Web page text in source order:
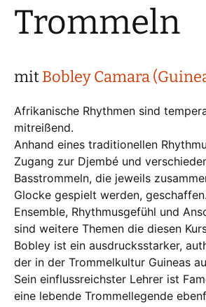
Trommeln
mitBobley Camara
Afrikanische Rhythmen sind
mitreißend.
Anhand eines traditionellen
Zugang zur Djembé und
Basstrommeln, die jeweils
Glocke gespielt werden,
Ensemble, Rhythmusgefühl und
sind weitere Themen die diesen
Bobley ist ein ausdrucksstarker,
der in der Trommelkultur Guineas
Sein einflussreichster Lehrer ist
eine lebende Trommellegende